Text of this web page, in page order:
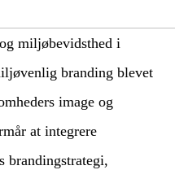
miljøbevidsthed i
branding blevet
image og
at integrere
brandingstrategi,